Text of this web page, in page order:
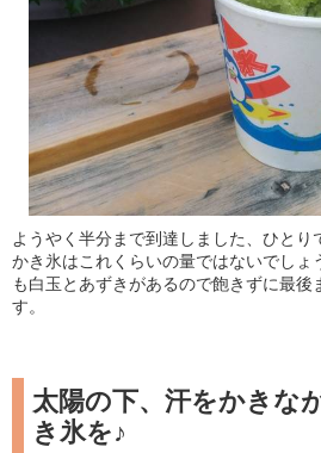
ようやく半分まで到達しました、ひと
かき氷はこれくらいの量ではないでしょ
も白玉とあずきがあるので飽きずに最後
す。
太陽の下、汗をかきな
き氷を♪